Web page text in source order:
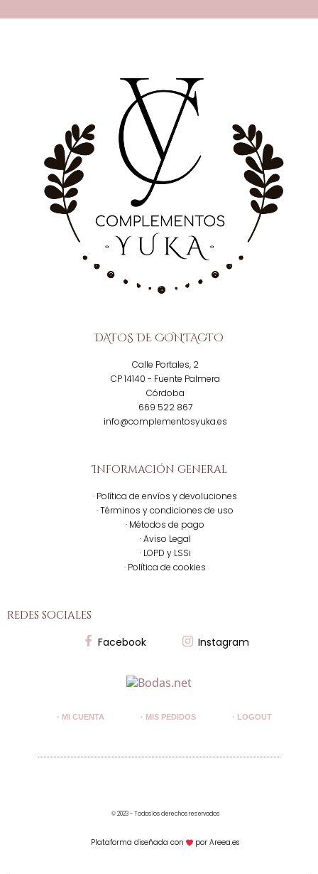
DATOS DE CONTACTO
Calle Portales, 2
CP 14140 - Fuente Palmera
Córdoba
669 522 867
info@complementosyuka.es
Información general
· Política de envíos y devoluciones
· Términos y condiciones de uso
· Métodos de pago
· Aviso Legal
· LOPD y LSSi
· Política de cookies
redes sociales
Facebook Instagram
· MI CUENTA · MIS PEDIDOS · LOGOUT
© 2023 - Todos los derechos reservados
Plataforma diseñada con por Areea.es